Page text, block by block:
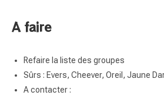
A faire
Refaire la liste des groupes
Sûrs : Evers, Cheever, Oreil, Jaune
A contacter :